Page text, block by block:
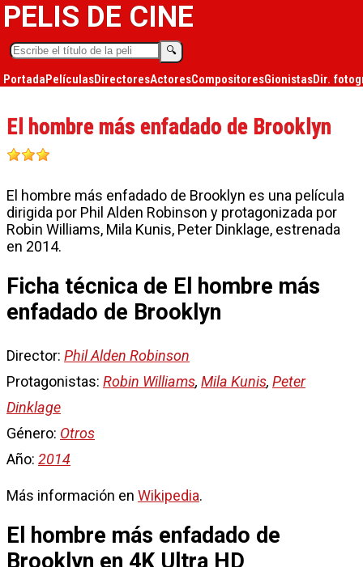
PELIS DE CINE
🔍︎
PortadaPelículasDirectoresActoresCompositoresGionistasDir.
El hombre más enfadado de Brooklyn
El hombre más enfadado de Brooklyn es una película
dirigida por Phil Alden Robinson y protagonizada por
Robin Williams, Mila Kunis, Peter Dinklage, estrenada
en 2014.
Ficha técnica de El hombre más
enfadado de Brooklyn
Director: Phil Alden Robinson
Protagonistas: Robin Williams, Mila Kunis, Peter
Dinklage
Género: Otros
Año: 2014
Más información en Wikipedia.
El hombre más enfadado de
Brooklyn en 4K Ultra HD